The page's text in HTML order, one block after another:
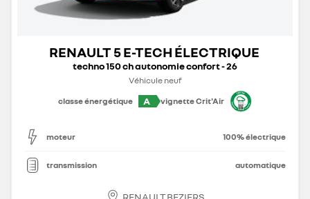
RENAULT 5 E-TECH ÉLECTRIQUE
techno 150 ch autonomie confort - 26
Véhicule neuf
classe énergétique
A vignette Crit'Air
moteur 100% électrique
transmission automatique
RENAULT BEZIERS